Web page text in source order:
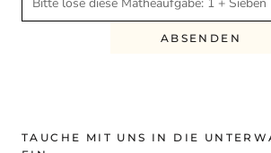
ABSENDEN
TAUCHE MIT UNS IN DIE